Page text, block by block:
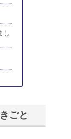
し
ごと